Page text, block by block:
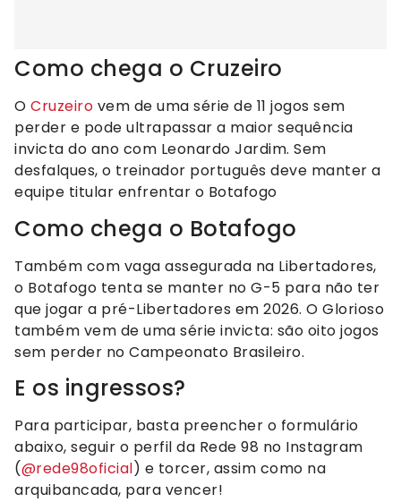
Como chega o Cruzeiro
O Cruzeiro vem de uma série de 11 jogos sem
perder e pode ultrapassar a maior sequência
invicta do ano com Leonardo Jardim. Sem
desfalques, o treinador português deve manter a
equipe titular enfrentar o Botafogo
Como chega o Botafogo
Também com vaga assegurada na Libertadores,
o Botafogo tenta se manter no G-5 para não ter
que jogar a pré-Libertadores em 2026. O Glorioso
também vem de uma série invicta: são oito jogos
sem perder no Campeonato Brasileiro.
E os ingressos?
Para participar, basta preencher o formulário
abaixo, seguir o perfil da Rede 98 no Instagram
(@rede98oficial) e torcer, assim como na
arquibancada, para vencer!